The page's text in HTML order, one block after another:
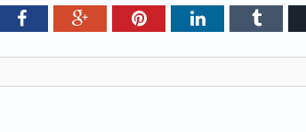
FacebookGoogle+PinterestLinkedIn